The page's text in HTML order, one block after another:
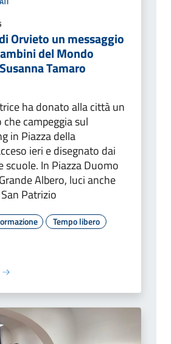
Orvieto un messaggio
del Mondo
Tamaro
ha donato alla città un
campeggia sul
in Piazza della
ieri e disegnato dai
scuole. In Piazza Duomo
Albero, luci anche
Patrizio
Tempo libero